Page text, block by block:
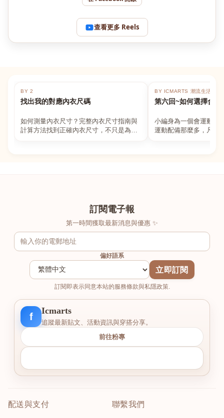
查看更多 Reels
BY 2
找出我的對應內衣尺碼
如何測量內衣尺寸？完整內衣尺寸指南與
計算方法找到正確內衣尺寸，不只是為了
BY ICMARTS 潮流生活百貨
第六回~如何選擇合適
小編身為一個會運動的
運動配備那麼多，凡舉
訂閱電子報
第一時間獲取最新消息與優惠 ✨
偏好語系
立即訂閱
訂閱即表示同意本站的服務條款與私隱政策.
f
Icmarts
追蹤最新貼文、活動資訊與穿搭分享。
前往粉專
配送與支付 聯繫我們